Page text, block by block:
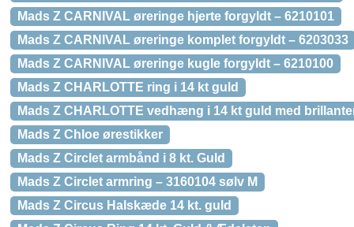
Mads Z CARNIVAL øreringe hjerte forgyldt – 6210101
Mads Z CARNIVAL øreringe komplet forgyldt – 6203033
Mads Z CARNIVAL øreringe kugle forgyldt – 6210100
Mads Z CHARLOTTE ring i 14 kt guld
Mads Z CHARLOTTE vedhæng i 14 kt guld med
Mads Z Chloe ørestikker
Mads Z Circlet armbånd i 8 kt. Guld
Mads Z Circlet armring – 3160104 sølv M
Mads Z Circus Halskæde 14 kt. guld